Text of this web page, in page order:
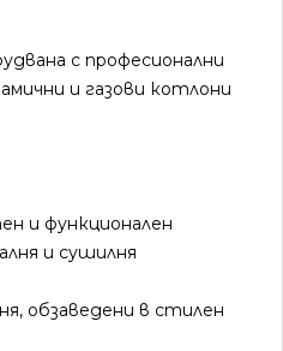
с професионални
и газови котлони
и функционален
и сушилня
обзаведени в стилен